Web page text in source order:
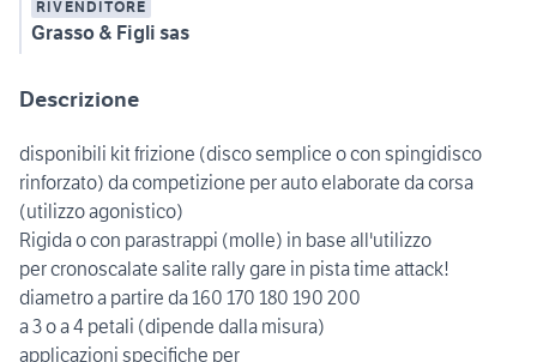
RIVENDITORE
Grasso & Figli sas
Descrizione
disponibili kit frizione (disco semplice o con spingidisco
rinforzato) da competizione per auto elaborate da corsa
(utilizzo agonistico)
Rigida o con parastrappi (molle) in base all'utilizzo
per cronoscalate salite rally gare in pista time attack!
diametro a partire da 160 170 180 190 200
a 3 o a 4 petali (dipende dalla misura)
applicazioni specifiche per